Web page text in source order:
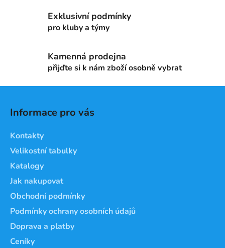
v
k
ý
p
s
Exklusivní podmínky
pro kluby a týmy
Kamenná prodejna
přijďte si k nám zboží osobně vybrat
Informace pro vás
Kontakty
Velikostní tabulky
Katalogy
Jak nakupovat
Obchodní podmínky
Podmínky ochrany osobních údajů
Doprava a platby
Ceníky